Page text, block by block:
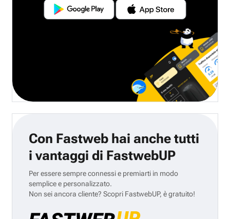
Con Fastweb hai anche tutti
i vantaggi di FastwebUP
Per essere sempre connessi e premiarti in modo
semplice e personalizzato.
Non sei ancora cliente? Scopri FastwebUP, è gratuito!